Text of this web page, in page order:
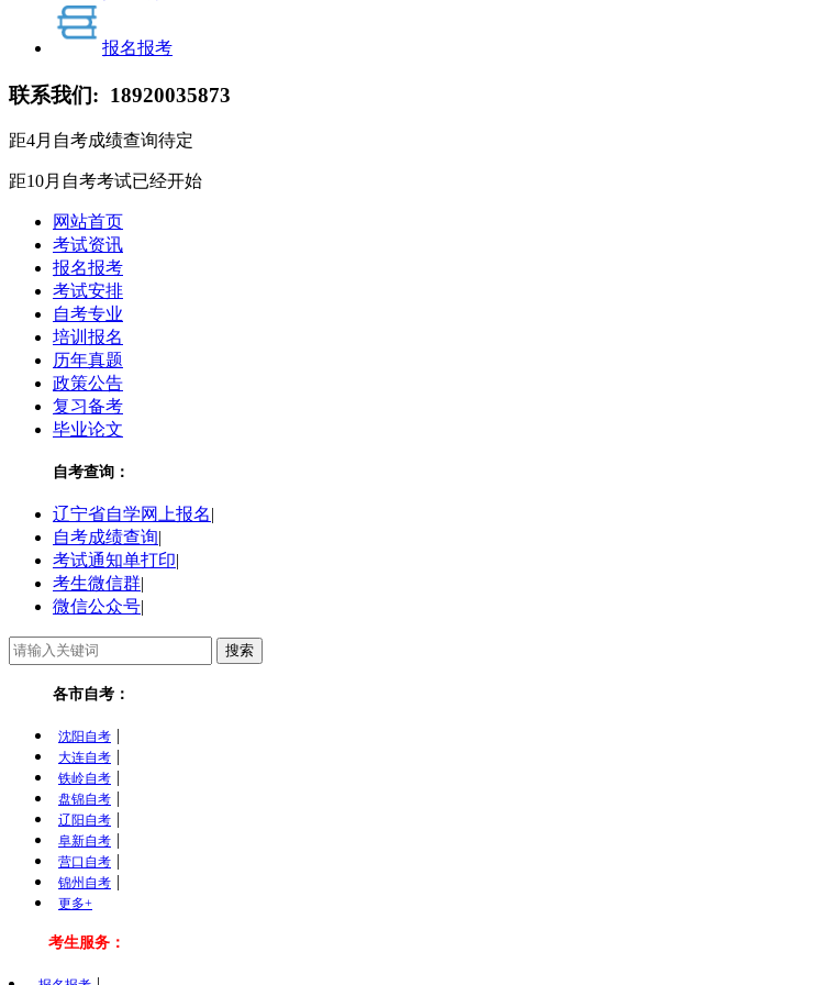
报名报考
联系我们: 18920035873
距4月自考成绩查询待定
距10月自考考试已经开始
网站首页
考试资讯
报名报考
考试安排
自考专业
培训报名
历年真题
政策公告
复习备考
毕业论文
自考查询：
辽宁省自学网上报名|
自考成绩查询|
考试通知单打印|
考生微信群|
微信公众号|
各市自考：
沈阳自考 |
大连自考 |
铁岭自考 |
盘锦自考 |
辽阳自考 |
阜新自考 |
营口自考 |
锦州自考 |
更多+
考生服务：